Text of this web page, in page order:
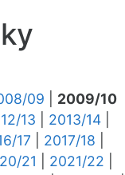
09
2009/10
13 2013/14
17 2017/18
21 2021/22